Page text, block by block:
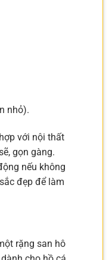
nhỏ).
với nội thất
gọn gàng.
nếu không
đẹp để làm
rặng san hô